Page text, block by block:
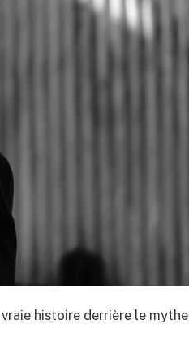
histoire derrière le mythe